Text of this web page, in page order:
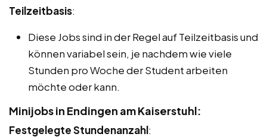
Teilzeitbasis:
Diese Jobs sind in der Regel auf Teilzeitbasis und
können variabel sein, je nachdem wie viele
Stunden pro Woche der Student arbeiten
möchte oder kann.
Minijobs in Endingen am Kaiserstuhl:
Festgelegte Stundenanzahl: